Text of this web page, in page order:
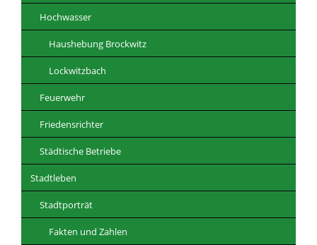
Hochwasser
Haushebung Brockwitz
Lockwitzbach
Feuerwehr
Friedensrichter
Städtische Betriebe
Stadtleben
Stadtporträt
Fakten und Zahlen